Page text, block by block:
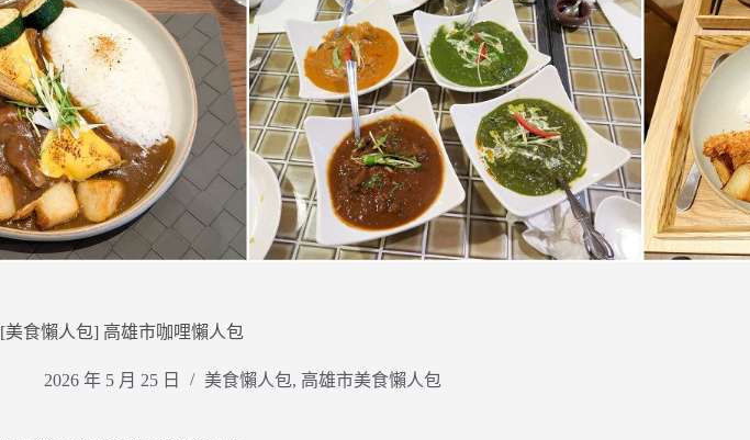
[美食懶人包] 高雄市咖哩懶人包
2026 年 5 月 25 日 美食懶人包, 高雄市美食懶人包